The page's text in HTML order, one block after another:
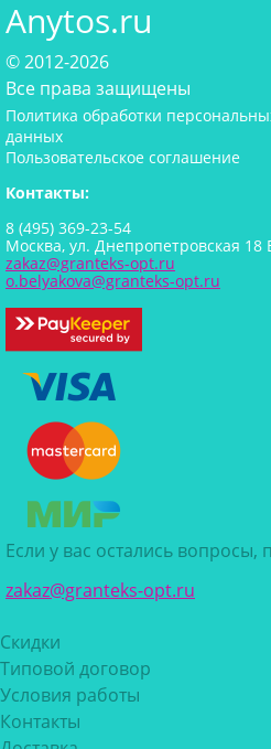
Anytos.ru
© 2012-2026
Все права защищены
Политика обработки
данных
Пользовательское соглашение
Контакты:
8 (495) 369-23-54
Москва, ул. Днепропетровская 18
zakaz@granteks-opt.ru
o.belyakova@granteks-opt.ru
Если у вас остались вопросы,
zakaz@granteks-opt.ru
Скидки
Типовой договор
Условия работы
Контакты